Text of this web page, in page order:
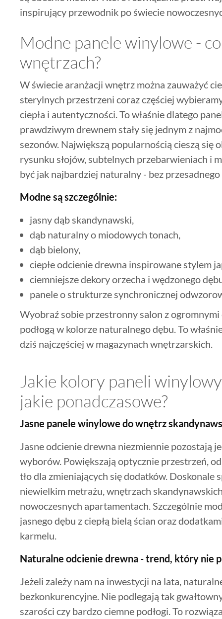
inspirujący przewodnik po świecie
Modne panele winylowe -
wnętrzach?
W świecie aranżacji wnętrz można zauważyć
sterylnych przestrzeni coraz częściej
ciepła i autentyczności. To właśnie dlatego
prawdziwym drewnem stały się jednym z
sezonów. Największą popularnością cieszą się
rysunku słojów, subtelnych przebarwieniach i
być jak najbardziej naturalny - bez
Modne są szczególnie:
jasny dąb skandynawski,
dąb naturalny o miodowych tonach,
dąb bielony,
ciepłe odcienie drewna inspirowane stylem
ciemniejsze dekory orzecha i wędzonego
panele o strukturze synchronicznej
Wyobraź sobie przestronny salon z ogromnymi
podłogą w kolorze naturalnego dębu. To
dziś najczęściej w magazynach wnętrzarskich.
Jakie kolory paneli
jakie ponadczasowe?
Jasne panele winylowe do wnętrz
Jasne odcienie drewna niezmiennie pozostają
wyborów. Powiększają optycznie przestrzeń,
tło dla zmieniających się dodatków. Doskonale
niewielkim metrażu, wnętrzach
nowoczesnych apartamentach. Szczególnie
jasnego dębu z ciepłą bielą ścian oraz
karmelu.
Naturalne odcienie drewna - trend, który nie
Jeżeli zależy nam na inwestycji na lata,
bezkonkurencyjne. Nie podlegają tak
szarości czy bardzo ciemne podłogi. To